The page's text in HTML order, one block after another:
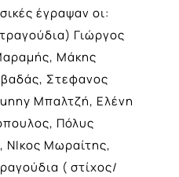
έγραψαν οι:
Γιώργος
Μάκης
Στεφανος
Μπαλτζή, Ελένη
Πόλυς
ΝΙκος Μωραίτης,
( στίχος/